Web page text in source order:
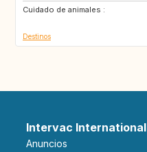
Cuidado de animales :
ES
Destinos
Intervac International
Anuncios